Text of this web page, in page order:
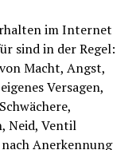
im Internet
sind in der Regel:
Macht, Angst,
Versagen,
Neid, Ventil
Anerkennung